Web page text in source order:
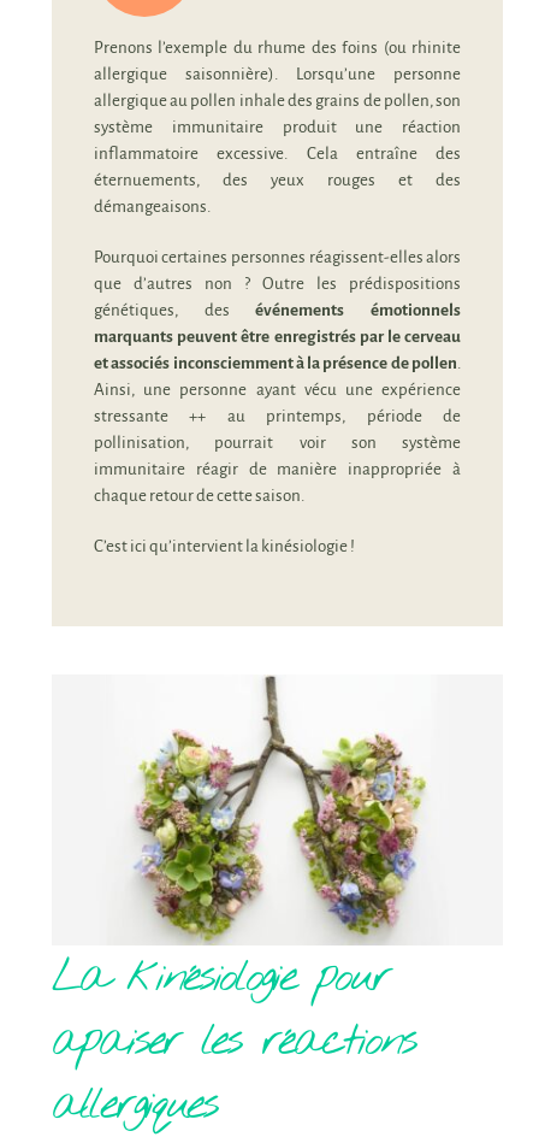
Prenons l’exemple du rhume des foins (ou rhinite
allergique saisonnière). Lorsqu’une personne
allergique au pollen inhale des grains de pollen, son
système immunitaire produit une réaction
inflammatoire excessive. Cela entraîne des
éternuements, des yeux rouges et des
démangeaisons.
Pourquoi certaines personnes réagissent-elles alors
que d’autres non ? Outre les prédispositions
génétiques, desévénements émotionnels
marquants peuvent être enregistrés par le cerveau
et associés inconsciemment à la présence de pollen
Ainsi, une personne ayant vécu une expérience
stressante ++ au printemps, période de
pollinisation, pourrait voir son système
immunitaire réagir de manière inappropriée à
chaque retour de cette saison.
C’est ici qu’intervient la kinésiologie !
La kinésiologie pour
apaiser les réactions
allergiques